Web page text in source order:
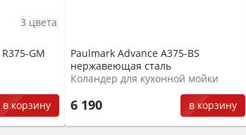
GM
в корзину
3 цвета
Paulmark Advance A375-BS
нержавеющая сталь
Коландер для кухонной мойки
6 190 в корзину